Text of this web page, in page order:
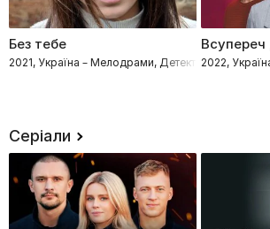
Без тебе
2021, Україна – Мелодрами, Детективи
Всупереч
2022,
Серіали